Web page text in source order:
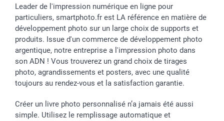
Leader de l'impression numérique en ligne pour
particuliers, smartphoto.fr est LA référence en matière de
développement photo sur un large choix de supports et
produits. Issue d'un commerce de développement photo
argentique, notre entreprise a l'impression photo dans
son ADN ! Vous trouverez un grand choix de tirages
photo, agrandissements et posters, avec une qualité
toujours au rendez-vous et la satisfaction garantie.
Créer un livre photo personnalisé n’a jamais été aussi
simple. Utilisez le remplissage automatique et